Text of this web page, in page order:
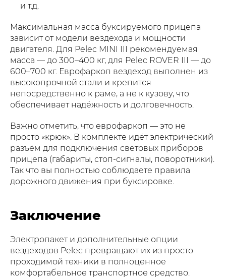
и т.д.
Максимальная масса буксируемого прицепа
зависит от модели вездехода и мощности
двигателя. Для Pelec MINI III рекомендуемая
масса — до 300–400 кг, для Pelec ROVER III — до
600–700 кг. Еврофаркоп вездеход выполнен из
высокопрочной стали и крепится
непосредственно к раме, а не к кузову, что
обеспечивает надёжность и долговечность.
Важно отметить, что еврофаркоп — это не
просто «крюк». В комплекте идёт электрический
разъём для подключения световых приборов
прицепа (габариты, стоп-сигналы, поворотники).
Так что вы полностью соблюдаете правила
дорожного движения при буксировке.
Заключение
Электропакет и дополнительные опции
вездеходов Pelec превращают их из просто
проходимой техники в полноценное
комфортабельное транспортное средство.